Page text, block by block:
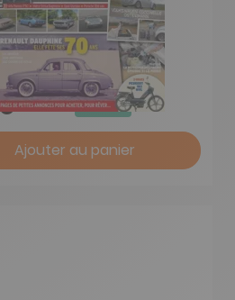
Classiques
-50%
Ajouter au panier